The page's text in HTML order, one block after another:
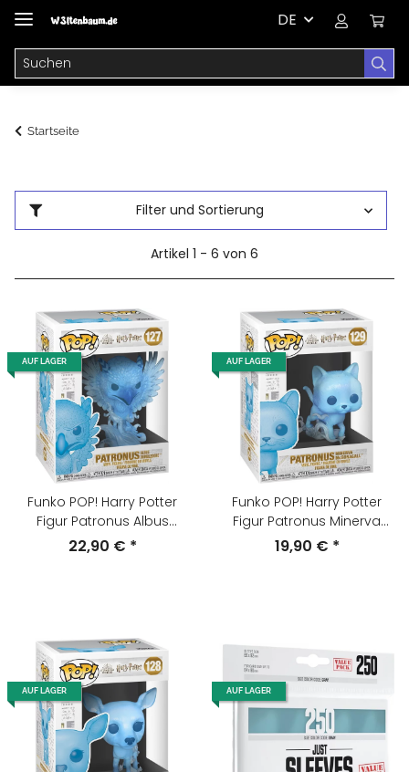
DE
Startseite
Filter und Sortierung
Artikel 1 - 6 von 6
AUF LAGER
Funko POP! Harry Potter
Figur Patronus Albus
Dumbledore Nr. #127 NEU &
22,90 € *
AUF LAGER
Funko POP! Harry Potter
Figur Patronus Minerva
McGonagall Nr. #129 NEU &
19,90 € *
AUF LAGER AUF LAGER